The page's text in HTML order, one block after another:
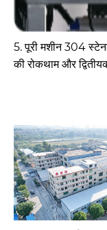
5. पूरी मशीन 304
की रोकथाम और